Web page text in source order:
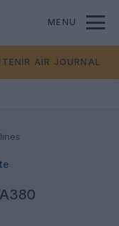
MENU
AIR JOURNAL